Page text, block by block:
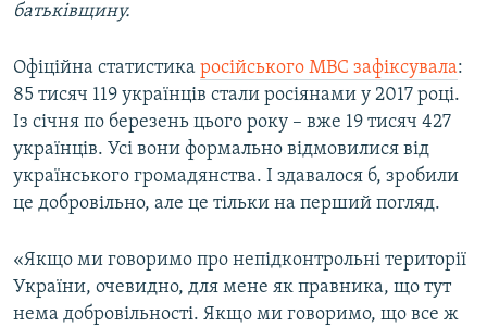
батьківщину.
Офіційна статистика російського МВС зафіксувала:
85 тисяч 119 українців стали росіянами у 2017 році.
Із січня по березень цього року – вже 19 тисяч 427
українців. Усі вони формально відмовилися від
українського громадянства. І здавалося б, зробили
це добровільно, але це тільки на перший погляд.
«Якщо ми говоримо про непідконтрольні території
України, очевидно, для мене як правника, що тут
нема добровільності. Якщо ми говоримо, що все ж